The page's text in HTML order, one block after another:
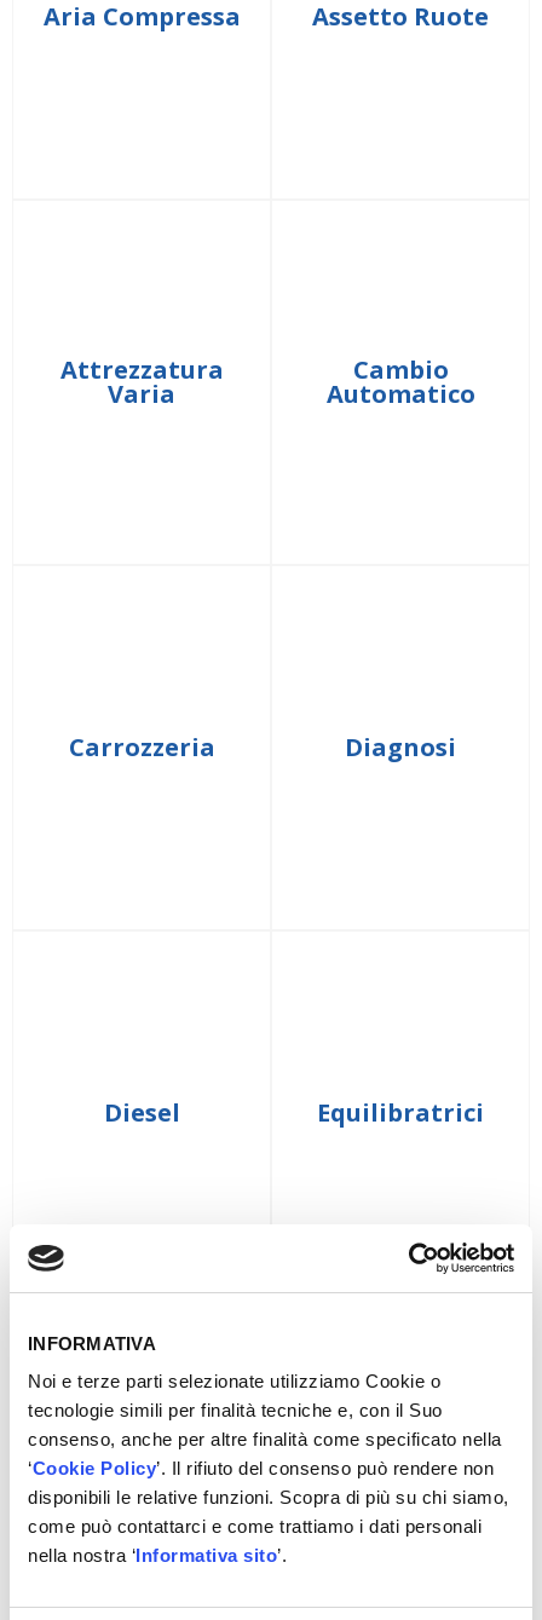
INFORMATIVA
Noi e terze parti selezionate utilizziamo Cookie o
tecnologie simili per finalità tecniche e, con il Suo
consenso, anche per altre finalità come specificato nella
‘Cookie Policy’. Il rifiuto del consenso può rendere non
disponibili le relative funzioni. Scopra di più su chi siamo,
come può contattarci e come trattiamo i dati personali
nella nostra ‘Informativa sito’.
Aria Compressa Assetto Ruote
Attrezzatura
Varia
Cambio
Automatico
Carrozzeria Diagnosi
Diesel Equilibratrici
Gru - Presse -
Sollevatori Ponti Sollevatori